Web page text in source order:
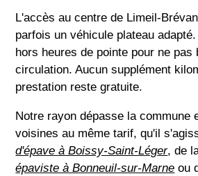
L'accès au centre de Limeil-
parfois un véhicule plateau
hors heures de pointe pour ne pas
circulation. Aucun supplément
prestation reste gratuite.
Notre rayon dépasse la commune
voisines au même tarif, qu'il
d'épave à Boissy-Saint-Léger, de
épaviste à Bonneuil-sur-Marne ou